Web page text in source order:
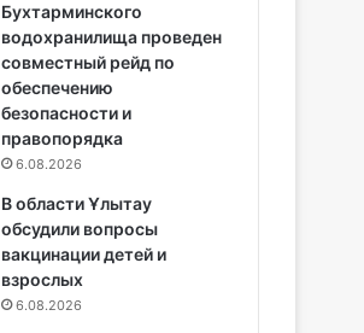
Бухтарминского
водохранилища проведен
совместный рейд по
обеспечению
безопасности и
правопорядка
6.08.2026
В области Ұлытау
обсудили вопросы
вакцинации детей и
взрослых
6.08.2026